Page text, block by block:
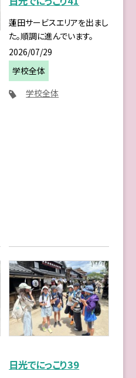
蓮田サービスエリアを出まし
た。順調に進んでいます。
2026/07/29
学校全体
学校全体
日光でにっこり39